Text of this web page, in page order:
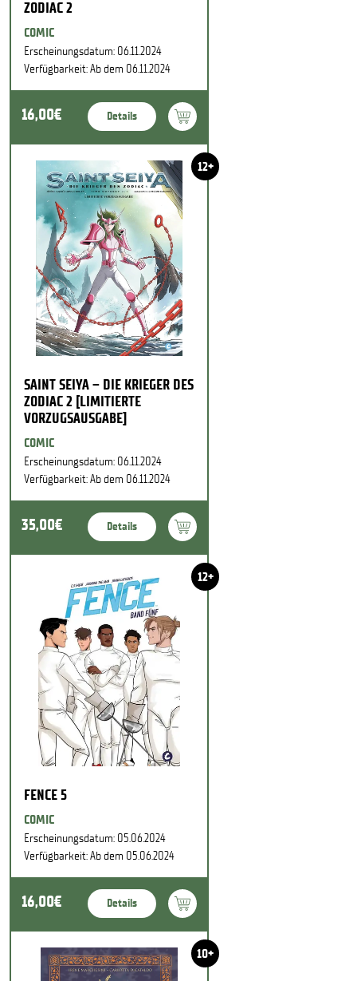
ZODIAC 2
COMIC
Erscheinungsdatum: 06.11.2024
Verfügbarkeit: Ab dem 06.11.2024
16,00€ Details
12+
SAINT SEIYA – DIE KRIEGER DES
ZODIAC 2 [LIMITIERTE
VORZUGSAUSGABE]
COMIC
Erscheinungsdatum: 06.11.2024
Verfügbarkeit: Ab dem 06.11.2024
35,00€ Details
12+
FENCE 5
COMIC
Erscheinungsdatum: 05.06.2024
Verfügbarkeit: Ab dem 05.06.2024
16,00€ Details
10+